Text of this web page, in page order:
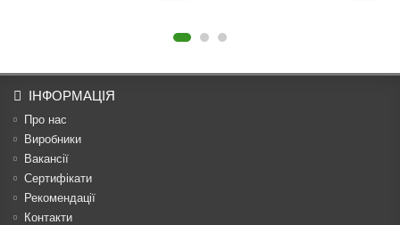
ІНФОРМАЦІЯ
Про нас
Виробники
Вакансії
Сертифікати
Рекомендації
Контакти